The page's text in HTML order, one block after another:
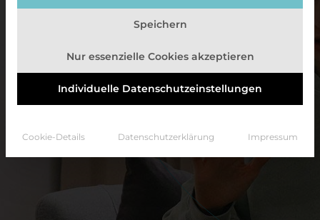
Speichern
Nur essenzielle Cookies akzeptieren
Individuelle Datenschutzeinstellungen
Cookie-Details Datenschutzerklärung Impressum